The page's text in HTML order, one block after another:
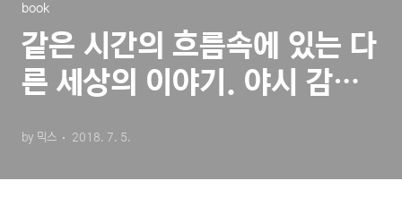
book
같은 시간의 흐름속에 있는 다
른 세상의 이야기. 야시 감상
by 믹스 2018. 7. 5.